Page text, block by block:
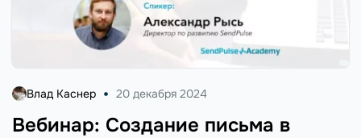
Вебинар: Создание письма в
Влад Каснер 20 декабря 2024